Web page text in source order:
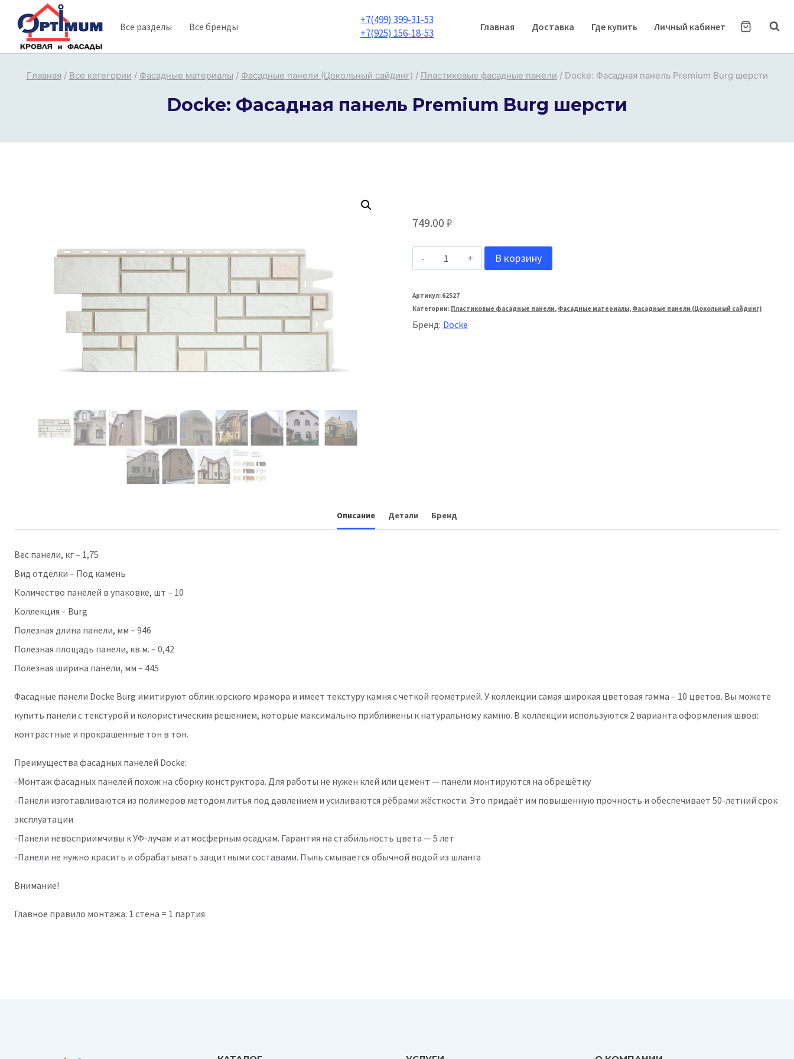
содержимому
Все разделы Все бренды
+7(499) 399-31-53
+7(925) 156-18-53
Главная Доставка Где купить Личный кабинет
Главная / Все категории / Фасадные материалы / Фасадные панели (Цокольный сайдинг) / Пластиковые фасадные панели / Docke: Фасадная панель Premium Burg шерсти
Docke: Фасадная панель Premium Burg шерсти
749.00 ₽
Количество
Docke:
Фасадная
панель
В корзину
Артикул: 62527
Категории: Пластиковые фасадные панели, Фасадные материалы, Фасадные панели (Цокольный сайдинг)
Бренд: Docke
Описание Детали Бренд
Вес панели, кг – 1,75
Вид отделки – Под камень
Количество панелей в упаковке, шт – 10
Коллекция – Burg
Полезная длина панели, мм – 946
Полезная площадь панели, кв.м. – 0,42
Полезная ширина панели, мм – 445
Фасадные панели Docke Burg имитируют облик юрского мрамора и имеет текстуру камня с четкой геометрией. У коллекции самая широкая цветовая гамма – 10 цветов. Вы можете
купить панели с текстурой и колористическим решением, которые максимально приближены к натуральному камню. В коллекции используются 2 варианта оформления швов:
контрастные и прокрашенные тон в тон.
Преимущества фасадных панелей Docke:
-Монтаж фасадных панелей похож на сборку конструктора. Для работы не нужен клей или цемент — панели монтируются на обрешётку
-Панели изготавливаются из полимеров методом литья под давлением и усиливаются рёбрами жёсткости. Это придаёт им повышенную прочность и обеспечивает 50-летний срок
эксплуатации
-Панели невосприимчивы к УФ-лучам и атмосферным осадкам. Гарантия на стабильность цвета — 5 лет
-Панели не нужно красить и обрабатывать защитными составами. Пыль смывается обычной водой из шланга
Внимание!
Главное правило монтажа: 1 стена = 1 партия